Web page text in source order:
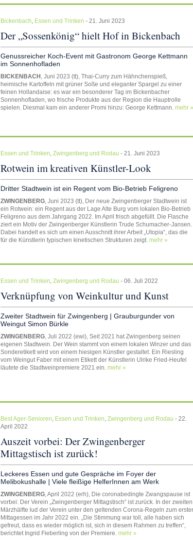
Bickenbach, Essen und Trinken - 21. Juni 2023
Der „Sossenkönig“ hielt Hof in Bickenbach
Genussreicher Koch-Event mit Gastronom George Kettmann
im Sonnenhofladen
BICKENBACH , Juni 2023 (tt), Thai-Curry zum Hähnchenspieß,
heimische Kartoffeln mit grüner Soße und eleganter Spargel zu einer
feinen Hollandaise: es war ein besonderer Tag im Bickenbacher
Sonnenhofladen, wo frische Produkte aus der Region die Hauptrolle
spielen. Diesmal kam ein anderer Promi hinzu: George Kettmann. mehr »
Essen und Trinken, Zwingenberg und Rodau - 21. Juni 2023
Rotwein im kreativen Künstler-Look
Dritter Stadtwein ist ein Regent vom Bio-Betrieb Feligreno
ZWINGENBERG, Juni 2023 (tt), Der neue Zwingenberger Stadtwein ist
ein Rotwein: ein Regent aus der Lage Alte Burg vom lokalen Bio-Betrieb
Feligreno aus dem Jahrgang 2022. Im April frisch abgefüllt. Die Flasche
ziert ein Motiv der Zwingenberger Künstlerin Trude Schumacher-Jansen.
Dabei handelt es sich um einen Ausschnitt ihrer Arbeit „Utopia“, das die
für die Künstlerin typischen kinetischen Strukturen zeigt. mehr »
Essen und Trinken, Zwingenberg und Rodau - 06. Juli 2022
Verknüpfung von Weinkultur und Kunst
Zweiter Stadtwein für Zwingenberg | Grauburgunder von
Weingut Simon Bürkle
ZWINGENBERG, Juli 2022 (ewi), Seit 2021 hat Zwingenberg seinen
eigenen Stadtwein. Der Wein stammt von einem lokalen Winzer und das
Sonderetikett wird von einem hiesigen Künstler gestaltet. Ein Riesling
vom Weingut Faber mit einem Etikett der Künstlerin Ulrike Fried-Heufel
läutete die Stadtweinpremiere 2021 ein. mehr »
Best Ager-Senioren, Essen und Trinken, Zwingenberg und Rodau - 22.
April 2022
Auszeit vorbei: Der Zwingenberger
Mittagstisch ist zurück!
Leckeres Essen und gute Gespräche im Foyer der
Melibokushalle | Viele fleißige HelferInnen am Werk
ZWINGENBERG, April 2022 (erh), Die coronabedingte Zwangspause ist
vorbei: Der Verein „Zwingenberger Mittagstisch“ ist zurück. In der zweiten
Märzhälfte lud der Verein unter den geltenden Corona-Regeln zum
Mittagessen im Jahr 2022 ein. „Die Stimmung war toll, alle haben sich
gefreut, dass es wieder möglich ist, sich in diesem Rahmen zu treffen“,
berichtet Ingrid Fieberling von der Premiere. mehr »